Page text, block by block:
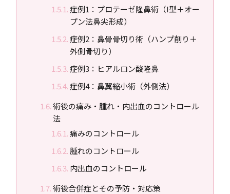
症例1：プロテーゼ隆鼻術（I型＋オー
プン法鼻尖形成）
症例2：鼻骨骨切り術（ハンプ削り＋
外側骨切り）
症例3：ヒアルロン酸隆鼻
症例4：鼻翼縮小術（外側法）
術後の痛み・腫れ・内出血のコントロール
法
痛みのコントロール
腫れのコントロール
内出血のコントロール
術後合併症とその予防・対応策